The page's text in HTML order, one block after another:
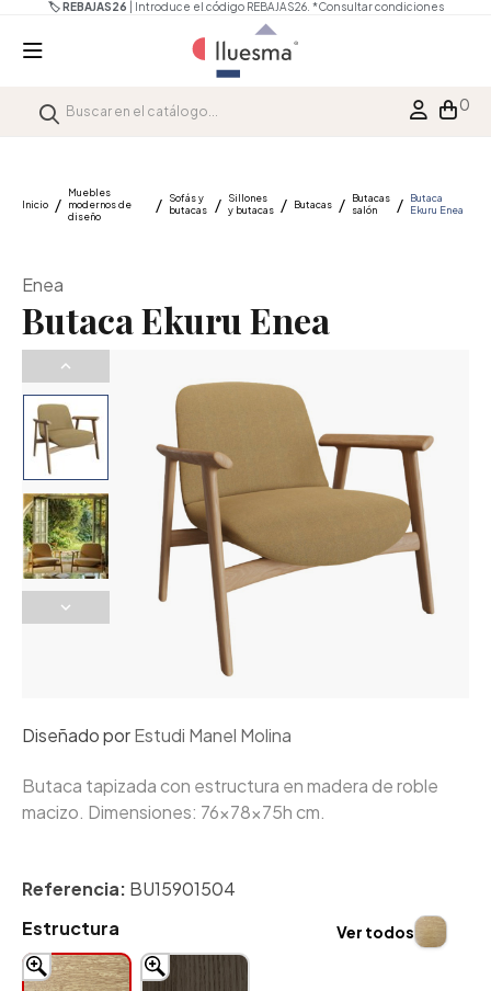
🏷️ REBAJAS26 | Introduce el código REBAJAS26. *Consultar condiciones
0
Inicio
Muebles
modernos de
diseño
Sofás y
butacas
Sillones
y butacas
Butacas
Butacas
salón
Butaca
Ekuru Enea
Enea
Butaca Ekuru Enea
Diseñado porEstudi Manel Molina
Butaca tapizada con estructura en madera de roble
macizo. Dimensiones: 76x78x75h cm.
Referencia: BU15901504
Estructura
Ver todos